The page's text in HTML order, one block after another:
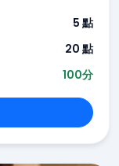
5 點
20 點
100分